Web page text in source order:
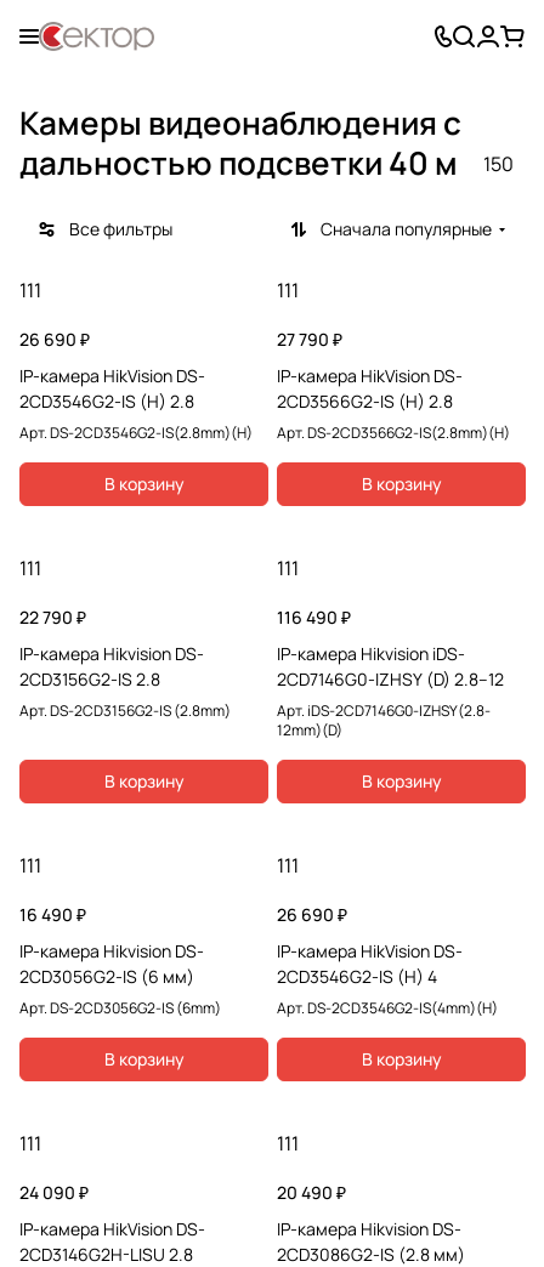
Камеры видеонаблюдения с
дальностью подсветки 40 м
150
Все фильтры Сначала популярные
111
26 690 ₽
IP-камера HikVision DS-
2CD3546G2-IS (H) 2.8
Арт.DS-2CD3546G2-IS(2.8mm)(H)
В корзину
111
27 790 ₽
IP-камера HikVision DS-
2CD3566G2-IS (H) 2.8
Арт.DS-2CD3566G2-IS(2.8mm)(H)
В корзину
111
22 790 ₽
IP-камера Hikvision DS-
2CD3156G2-IS 2.8
Арт.DS-2CD3156G2-IS (2.8mm)
В корзину
111
116 490 ₽
IP-камера Hikvision iDS-
2CD7146G0-IZHSY (D) 2.8–12
Арт. iDS-2CD7146G0-IZHSY(2.8-
12mm)(D)
В корзину
111
16 490 ₽
IP-камера Hikvision DS-
2CD3056G2-IS (6 мм)
Арт.DS-2CD3056G2-IS (6mm)
В корзину
111
26 690 ₽
IP-камера HikVision DS-
2CD3546G2-IS (H) 4
Арт.DS-2CD3546G2-IS(4mm)(H)
В корзину
111
24 090 ₽
IP-камера HikVision DS-
2CD3146G2H-LISU 2.8
111
20 490 ₽
IP-камера Hikvision DS-
2CD3086G2-IS (2.8 мм)